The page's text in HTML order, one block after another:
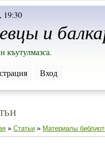
19:30
и
Вход
къутулмазса.
» Статьи » Материалы